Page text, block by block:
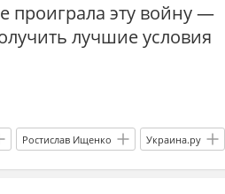
проиграла эту войну —
лучшие условия
Ростислав Ищенко Украина.ру
Россия дзен новости СВО